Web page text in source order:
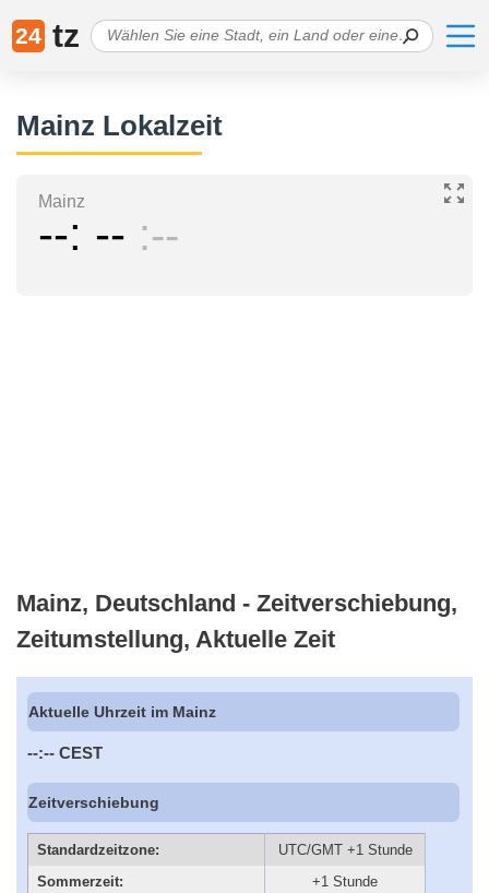
24 tz
Mainz Lokalzeit
Mainz
-- -- --
Mainz, Deutschland - Zeitverschiebung,
Zeitumstellung, Aktuelle Zeit
Aktuelle Uhrzeit im Mainz
--:-- CEST
Zeitverschiebung
Standardzeitzone:
UTC/GMT +1 Stunde
Sommerzeit:
+1 Stunde